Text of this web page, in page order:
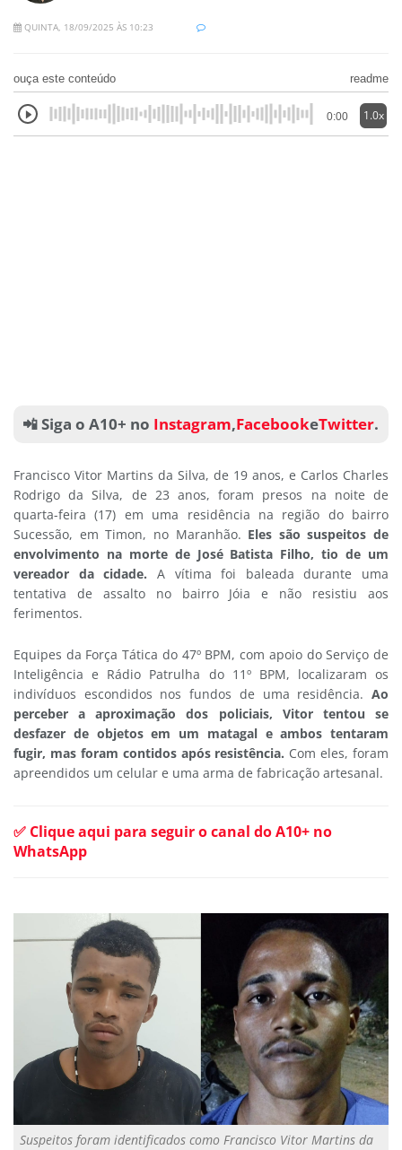
QUINTA, 18/09/2025 ÀS 10:23
ouça este conteúdo readme
0:00 1.0x
📲 Siga o A10+ no Instagram,FacebookeTwitter.
Francisco Vitor Martins da Silva, de 19 anos, e Carlos Charles
Rodrigo da Silva, de 23 anos, foram presos na noite de
quarta-feira (17) em uma residência na região do bairro
Sucessão, em Timon, no Maranhão. Eles são suspeitos de
envolvimento na morte de José Batista Filho, tio de um
vereador da cidade. A vítima foi baleada durante uma
tentativa de assalto no bairro Jóia e não resistiu aos
ferimentos.
Equipes da Força Tática do 47º BPM, com apoio do Serviço de
Inteligência e Rádio Patrulha do 11º BPM, localizaram os
indivíduos escondidos nos fundos de uma residência. Ao
perceber a aproximação dos policiais, Vitor tentou se
desfazer de objetos em um matagal e ambos tentaram
fugir, mas foram contidos após resistência. Com eles, foram
apreendidos um celular e uma arma de fabricação artesanal.
✅ Clique aqui para seguir o canal do A10+ no
WhatsApp
Suspeitos foram identificados como Francisco Vitor Martins da